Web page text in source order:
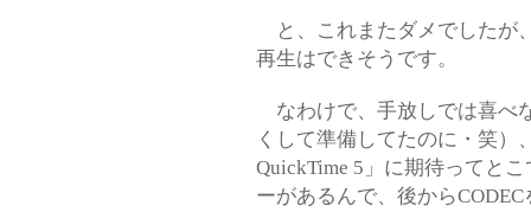
と、これまたダメでしたが
再生はできそうです。
なわけで、手放しでは喜べ
くして準備してたのに・笑）
QuickTime 5」に期待ってと
ーがあるんで、後から